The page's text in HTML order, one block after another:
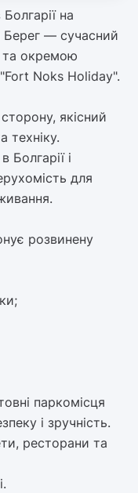
на
Берег — сучасний
та окремою
Noks Holiday".
якісний
техніку.
і
для
розвинену
паркомісця
і зручність.
ресторани та